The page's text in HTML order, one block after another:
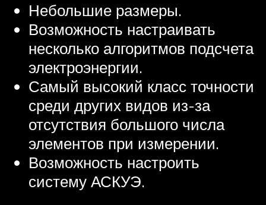
Небольшие размеры.
Возможность настраивать
несколько алгоритмов подсчета
электроэнергии.
Самый высокий класс точности
среди других видов из-за
отсутствия большого числа
элементов при измерении.
Возможность настроить
систему АСКУЭ.